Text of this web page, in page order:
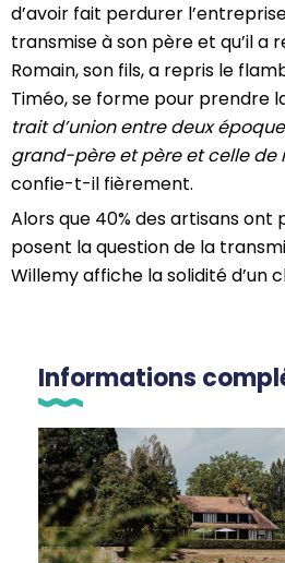
d’avoir fait perdurer
transmise à son père et qu’il a
Romain, son fils, a repris le
Timéo, se forme pour prendre
trait d’union entre deux
grand-père et père et celle de
confie-t-il fièrement.
Alors que 40% des artisans ont
posent la question de la
Willemy affiche la solidité d’un
Informations